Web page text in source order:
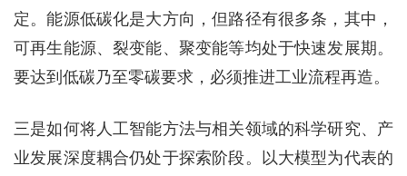
定。能源低碳化是大方向，但路径有很多条，其中，
可再生能源、裂变能、聚变能等均处于快速发展期。
要达到低碳乃至零碳要求，必须推进工业流程再造。
三是如何将人工智能方法与相关领域的科学研究、产
业发展深度耦合仍处于探索阶段。以大模型为代表的